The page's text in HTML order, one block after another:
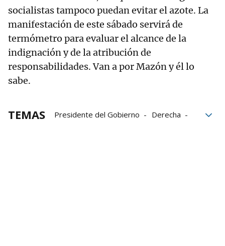
socialistas tampoco puedan evitar el azote. La
manifestación de este sábado servirá de
termómetro para evaluar el alcance de la
indignación y de la atribución de
responsabilidades. Van a por Mazón y él lo
sabe.
TEMAS Presidente del Gobierno
Derecha